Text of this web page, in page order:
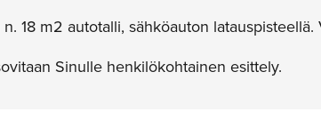
18 m2 autotalli, sähköauton
Sinulle henkilökohtainen esittely.